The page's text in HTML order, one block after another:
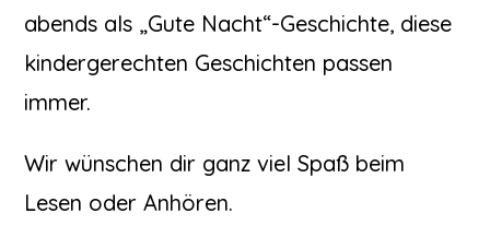
abends als „Gute Nacht“-Geschichte, diese
kindergerechten Geschichten passen
immer.
Wir wünschen dir ganz viel Spaß beim
Lesen oder Anhören.